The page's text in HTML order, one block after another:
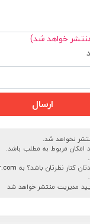
خواهد شد)
ارسال
نخواهد شد.
امکان مربوط به مطلب باشد.
کنار نظرتان باشد؟ به
مدیریت منتشر خواهد شد